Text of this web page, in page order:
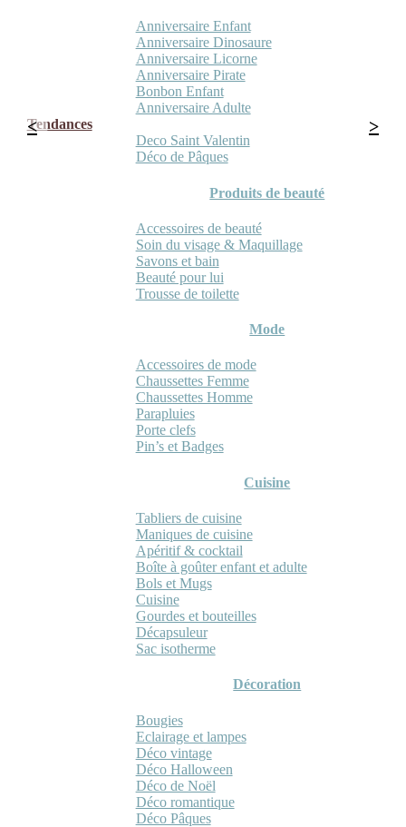
Anniversaire Enfant
Anniversaire Dinosaure
Anniversaire Licorne
Anniversaire Pirate
Bonbon Enfant
Anniversaire Adulte
Tendances
Deco Saint Valentin
Déco de Pâques
Produits de beauté
Accessoires de beauté
Soin du visage & Maquillage
Savons et bain
Beauté pour lui
Trousse de toilette
Mode
Accessoires de mode
Chaussettes Femme
Chaussettes Homme
Parapluies
Porte clefs
Pin’s et Badges
Cuisine
Tabliers de cuisine
Maniques de cuisine
Apéritif & cocktail
Boîte à goûter enfant et adulte
Bols et Mugs
Cuisine
Gourdes et bouteilles
Décapsuleur
Sac isotherme
Décoration
Bougies
Eclairage et lampes
Déco vintage
Déco Halloween
Déco de Noël
Déco romantique
Déco Pâques